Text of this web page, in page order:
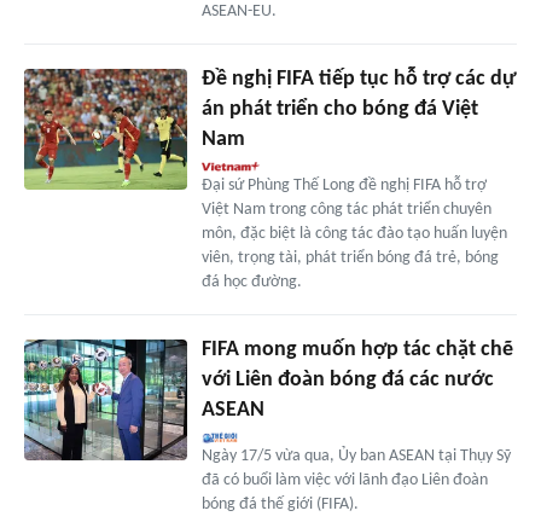
ASEAN-EU.
Đề nghị FIFA tiếp tục hỗ trợ các dự
án phát triển cho bóng đá Việt
Nam
Đại sứ Phùng Thế Long đề nghị FIFA hỗ trợ
Việt Nam trong công tác phát triển chuyên
môn, đặc biệt là công tác đào tạo huấn luyện
viên, trọng tài, phát triển bóng đá trẻ, bóng
đá học đường.
FIFA mong muốn hợp tác chặt chẽ
với Liên đoàn bóng đá các nước
ASEAN
Ngày 17/5 vừa qua, Ủy ban ASEAN tại Thụy Sỹ
đã có buổi làm việc với lãnh đạo Liên đoàn
bóng đá thế giới (FIFA).